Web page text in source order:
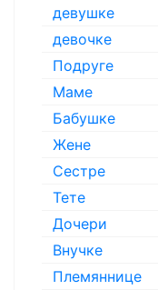
девушке
девочке
Подруге
Маме
Бабушке
Жене
Сестре
Тете
Дочери
Внучке
Племяннице